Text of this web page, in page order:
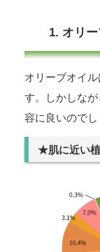
1. オリ
オリーブオイ
す。しかしな
容に良いのでし
★肌に近い